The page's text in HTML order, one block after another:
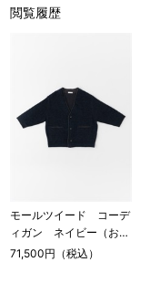
閲覧履歴
モールツイード コーデ
ィガン ネイビー（お取
り寄せ品）
71,500円（税込）